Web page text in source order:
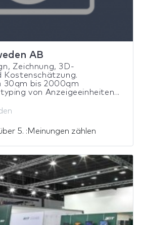
AB
Zeichnung, 3D-
Kostenschätzung.
30qm bis 2000qm
von Anzeigeeinheiten...
5. :Meinungen zählen